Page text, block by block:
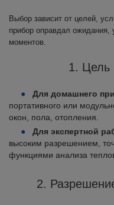
Выбор зависит от целей,
прибор оправдал ожидания,
моментов.
1. Цель
Для домашнего
портативного или
окон, пола, отопления.
Для экспертной
высоким разрешением,
функциями анализа
2.